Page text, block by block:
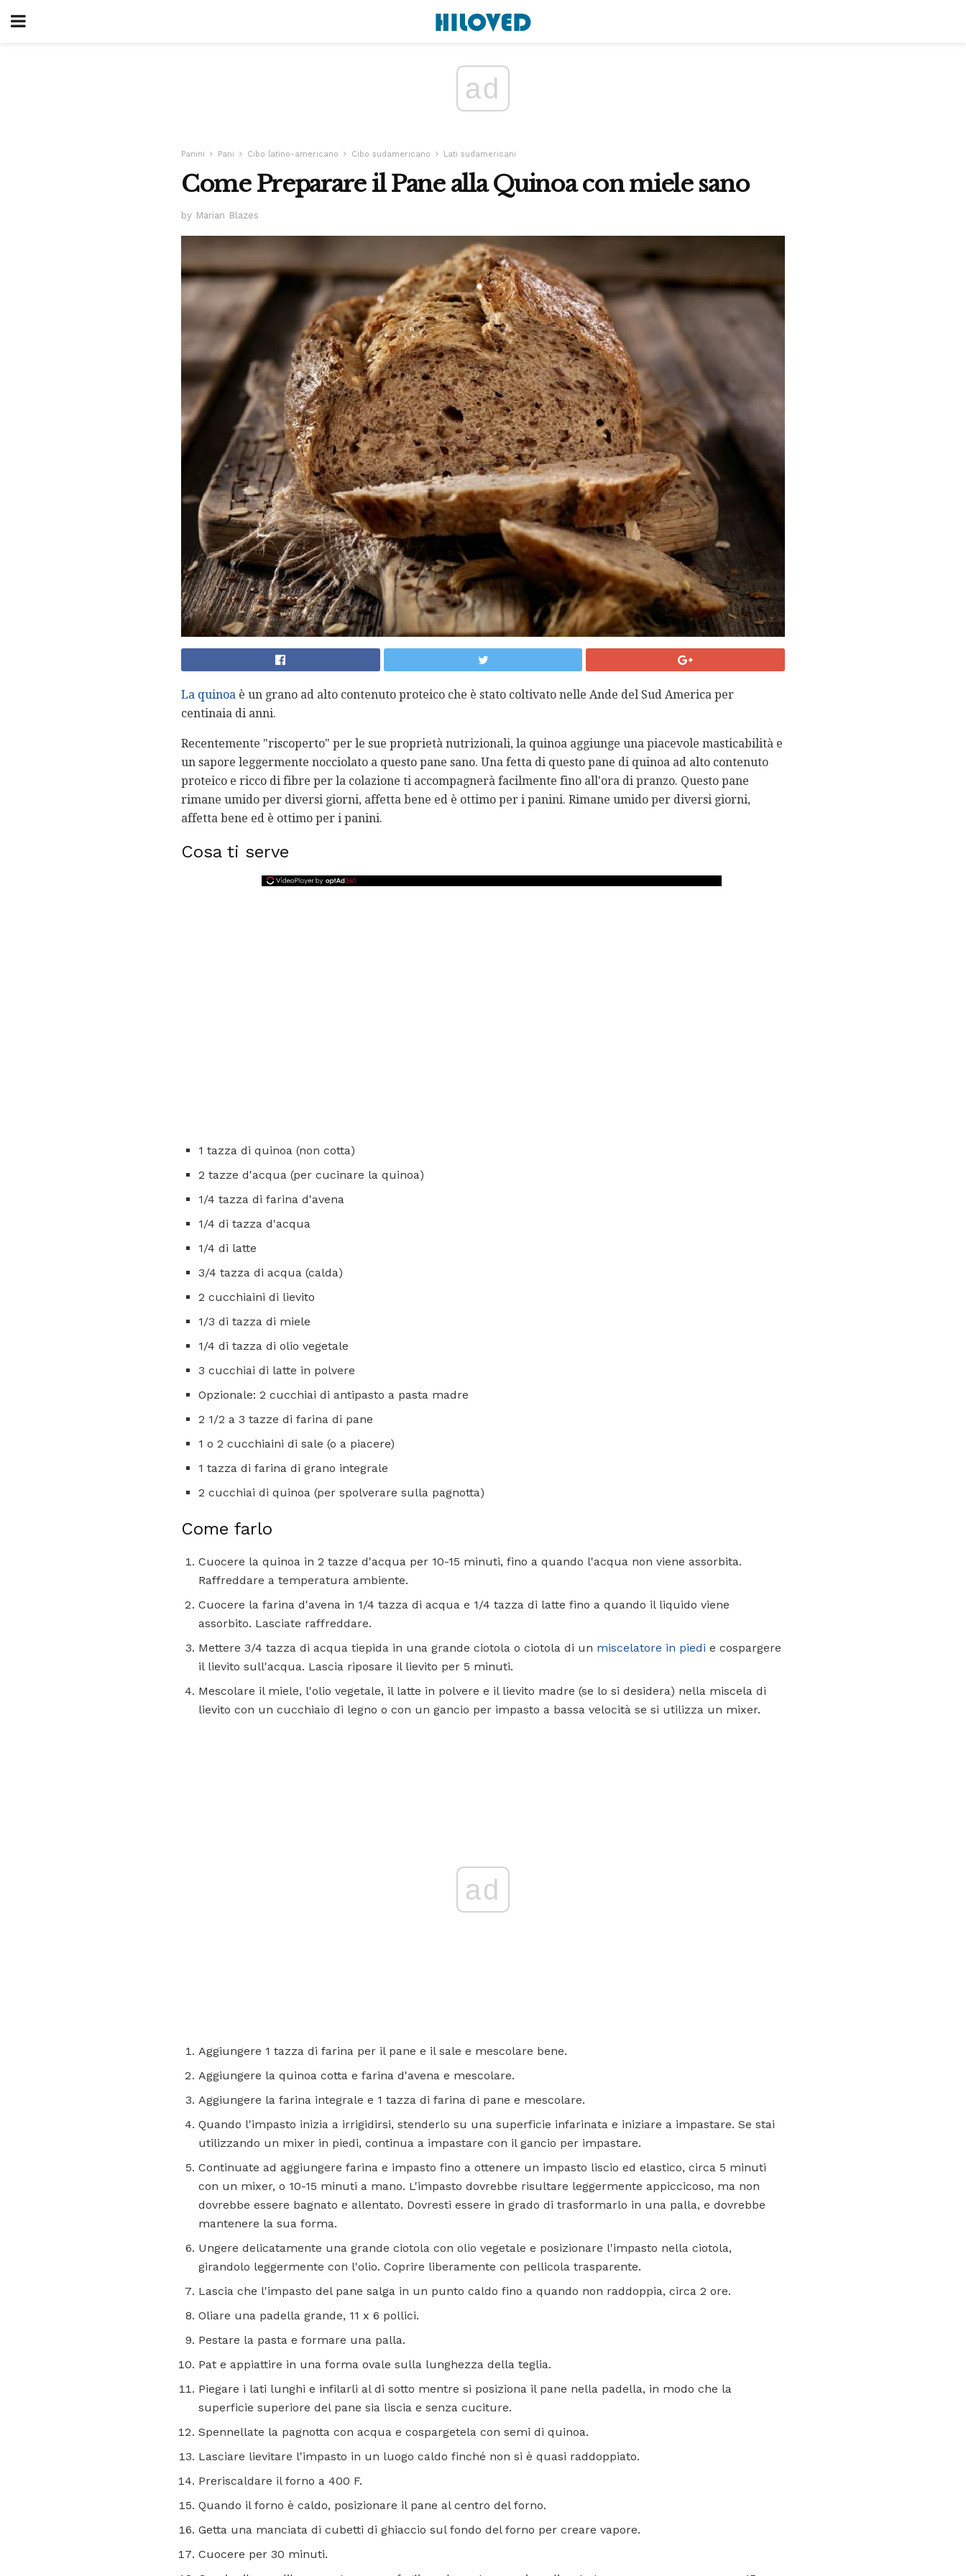
ad
Panini Pani Cibo latino-americano Cibo sudamericano Lati sudamericani
Come Preparare il Pane alla Quinoa con miele sano
by Marian Blazes
La quinoa è un grano ad alto contenuto proteico che è stato coltivato nelle Ande del Sud America per
centinaia di anni.
Recentemente "riscoperto" per le sue proprietà nutrizionali, la quinoa aggiunge una piacevole masticabilità e
un sapore leggermente nocciolato a questo pane sano. Una fetta di questo pane di quinoa ad alto contenuto
proteico e ricco di fibre per la colazione ti accompagnerà facilmente fino all'ora di pranzo. Questo pane
rimane umido per diversi giorni, affetta bene ed è ottimo per i panini. Rimane umido per diversi giorni,
affetta bene ed è ottimo per i panini.
Cosa ti serve
1 tazza di quinoa (non cotta)
2 tazze d'acqua (per cucinare la quinoa)
1/4 tazza di farina d'avena
1/4 di tazza d'acqua
1/4 di latte
3/4 tazza di acqua (calda)
2 cucchiaini di lievito
1/3 di tazza di miele
1/4 di tazza di olio vegetale
3 cucchiai di latte in polvere
Opzionale: 2 cucchiai di antipasto a pasta madre
2 1/2 a 3 tazze di farina di pane
1 o 2 cucchiaini di sale (o a piacere)
1 tazza di farina di grano integrale
2 cucchiai di quinoa (per spolverare sulla pagnotta)
Come farlo
Cuocere la quinoa in 2 tazze d'acqua per 10-15 minuti, fino a quando l'acqua non viene assorbita.
Raffreddare a temperatura ambiente.
Cuocere la farina d'avena in 1/4 tazza di acqua e 1/4 tazza di latte fino a quando il liquido viene
assorbito. Lasciate raffreddare.
Mettere 3/4 tazza di acqua tiepida in una grande ciotola o ciotola di un miscelatore in piedi e cospargere
il lievito sull'acqua. Lascia riposare il lievito per 5 minuti.
Mescolare il miele, l'olio vegetale, il latte in polvere e il lievito madre (se lo si desidera) nella miscela di
lievito con un cucchiaio di legno o con un gancio per impasto a bassa velocità se si utilizza un mixer.
ad
Aggiungere 1 tazza di farina per il pane e il sale e mescolare bene.
Aggiungere la quinoa cotta e farina d'avena e mescolare.
Aggiungere la farina integrale e 1 tazza di farina di pane e mescolare.
Quando l'impasto inizia a irrigidirsi, stenderlo su una superficie infarinata e iniziare a impastare. Se stai
utilizzando un mixer in piedi, continua a impastare con il gancio per impastare.
Continuate ad aggiungere farina e impasto fino a ottenere un impasto liscio ed elastico, circa 5 minuti
con un mixer, o 10-15 minuti a mano. L'impasto dovrebbe risultare leggermente appiccicoso, ma non
dovrebbe essere bagnato e allentato. Dovresti essere in grado di trasformarlo in una palla, e dovrebbe
mantenere la sua forma.
Ungere delicatamente una grande ciotola con olio vegetale e posizionare l'impasto nella ciotola,
girandolo leggermente con l'olio. Coprire liberamente con pellicola trasparente.
Lascia che l'impasto del pane salga in un punto caldo fino a quando non raddoppia, circa 2 ore.
Oliare una padella grande, 11 x 6 pollici.
Pestare la pasta e formare una palla.
Pat e appiattire in una forma ovale sulla lunghezza della teglia.
Piegare i lati lunghi e infilarli al di sotto mentre si posiziona il pane nella padella, in modo che la
superficie superiore del pane sia liscia e senza cuciture.
Spennellate la pagnotta con acqua e cospargetela con semi di quinoa.
Lasciare lievitare l'impasto in un luogo caldo finché non si è quasi raddoppiato.
Preriscaldare il forno a 400 F.
Quando il forno è caldo, posizionare il pane al centro del forno.
Getta una manciata di cubetti di ghiaccio sul fondo del forno per creare vapore.
Cuocere per 30 minuti.